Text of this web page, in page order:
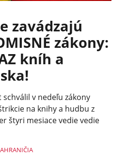
zavádzajú
zákony:
kníh a
v nedeľu zákony
na knihy a hudbu z
štyri mesiace vedie vedie